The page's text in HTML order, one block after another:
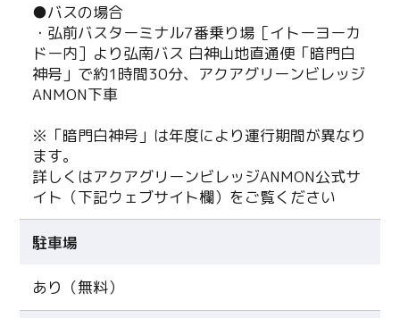
●バスの場合
・弘前バスターミナル7番乗り場［イトーヨーカ
ドー内］より弘南バス 白神山地直通便「暗門白
神号」で約1時間30分、アクアグリーンビレッジ
ANMON下車
※「暗門白神号」は年度により運行期間が異なり
ます。
詳しくはアクアグリーンビレッジANMON公式サ
イト（下記ウェブサイト欄）をご覧ください
駐車場
あり（無料）